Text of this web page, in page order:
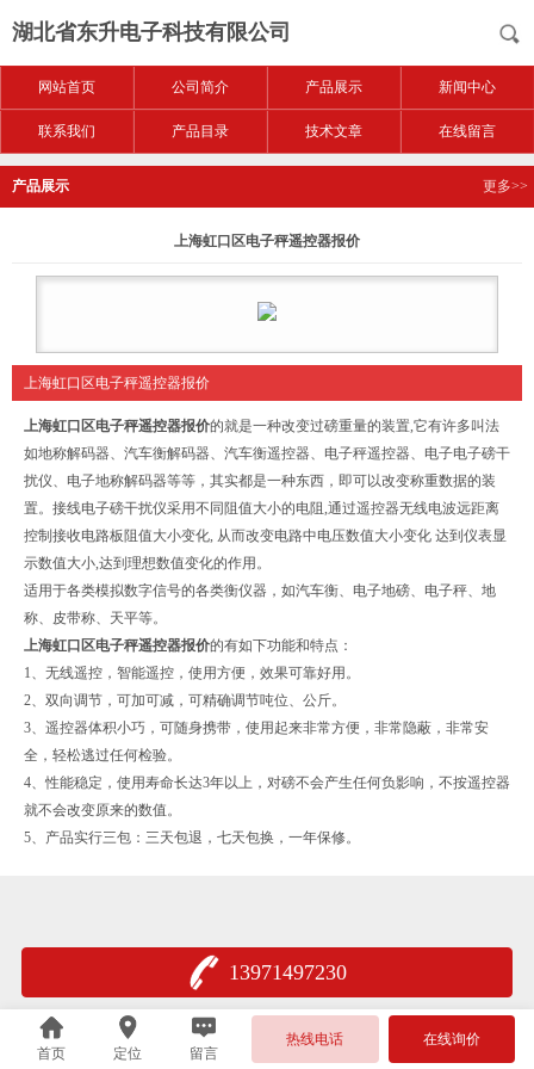
湖北省东升电子科技有限公司
网站首页 公司简介 产品展示 新闻中心
联系我们 产品目录 技术文章 在线留言
产品展示 更多>>
上海虹口区电子秤遥控器报价
上海虹口区电子秤遥控器报价
上海虹口区电子秤遥控器报价的就是一种改变过磅重量的装置,它有许多叫法
如地称解码器、汽车衡解码器、汽车衡遥控器、电子秤遥控器、电子电子磅干
扰仪、电子地称解码器等等，其实都是一种东西，即可以改变称重数据的装
置。接线电子磅干扰仪采用不同阻值大小的电阻,通过遥控器无线电波远距离
控制接收电路板阻值大小变化, 从而改变电路中电压数值大小变化 达到仪表显
示数值大小,达到理想数值变化的作用。
适用于各类模拟数字信号的各类衡仪器，如汽车衡、电子地磅、电子秤、地
称、皮带称、天平等。
上海虹口区电子秤遥控器报价的有如下功能和特点：
1、无线遥控，智能遥控，使用方便，效果可靠好用。
2、双向调节，可加可减，可精确调节吨位、公斤。
3、遥控器体积小巧，可随身携带，使用起来非常方便，非常隐蔽，非常安
全，轻松逃过任何检验。
4、性能稳定，使用寿命长达3年以上，对磅不会产生任何负影响，不按遥控器
就不会改变原来的数值。
5、产品实行三包：三天包退，七天包换，一年保修。
13971497230
首页 定位 留言
热线电话 在线询价